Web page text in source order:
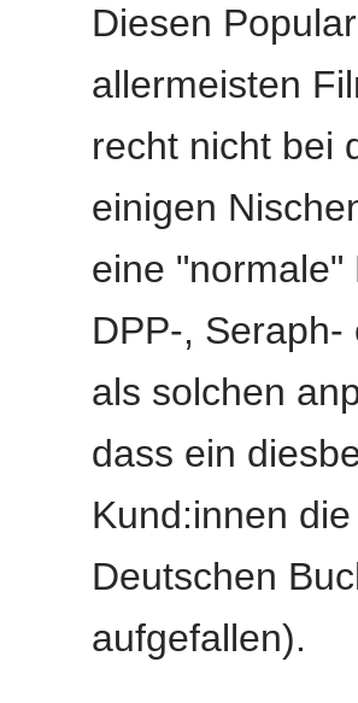
Diesen
allermeisten
recht nicht bei
einigen
eine
DPP-,
als solchen
dass ein
Kund:innen
Deutschen
aufgefallen).